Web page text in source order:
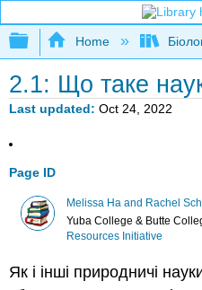
Expand/collapse
Home
2.1: Що таке
Last updated Oct 24, 2022
Page ID
Melissa Ha and Rachel
Yuba College & Butte
Resources Initiative
Як і інші природничі